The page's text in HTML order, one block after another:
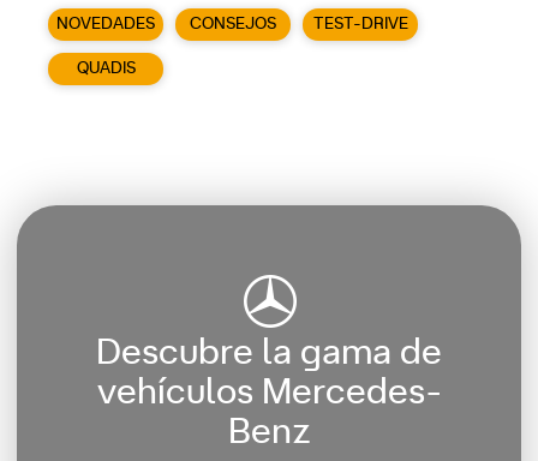
NOVEDADES CONSEJOS TEST-DRIVE
QUADIS
Descubre la gama de
vehículos Mercedes-
Benz